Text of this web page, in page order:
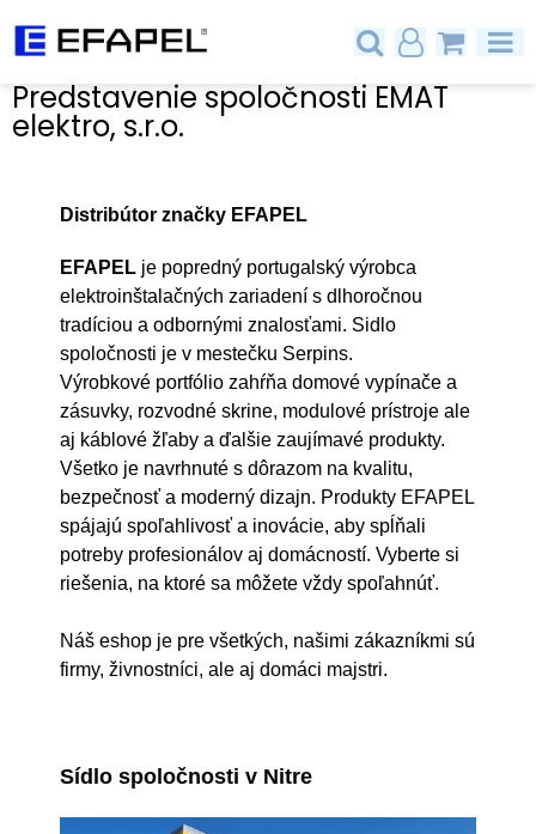
Predstavenie spoločnosti EMAT
elektro, s.r.o.
Distribútor značky EFAPEL
EFAPEL je popredný portugalský výrobca
elektroinštalačných zariadení s dlhoročnou
tradíciou a odbornými znalosťami. Sidlo
spoločnosti je v mestečku Serpins.
Výrobkové portfólio zahŕňa domové vypínače a
zásuvky, rozvodné skrine, modulové prístroje ale
aj káblové žľaby a ďalšie zaujímavé produkty.
Všetko je navrhnuté s dôrazom na kvalitu,
bezpečnosť a moderný dizajn. Produkty EFAPEL
spájajú spoľahlivosť a inovácie, aby spĺňali
potreby profesionálov aj domácností. Vyberte si
riešenia, na ktoré sa môžete vždy spoľahnúť.
Náš eshop je pre všetkých, našimi zákazníkmi sú
firmy, živnostníci, ale aj domáci majstri.
Sídlo spoločnosti v Nitre